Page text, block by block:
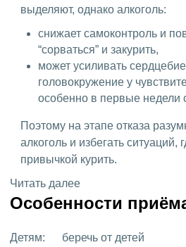
выделяют, однако алкоголь:
снижает самоконтроль и
“сорваться” и закурить,
может усиливать
головокружение у
особенно в первые недели
Поэтому на этапе отказа
алкоголь и избегать ситуаций,
привычкой курить.
Читать далее
Особенности
Детям:
беречь от детей